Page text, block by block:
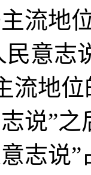
流地
志说
流地
说”
志说